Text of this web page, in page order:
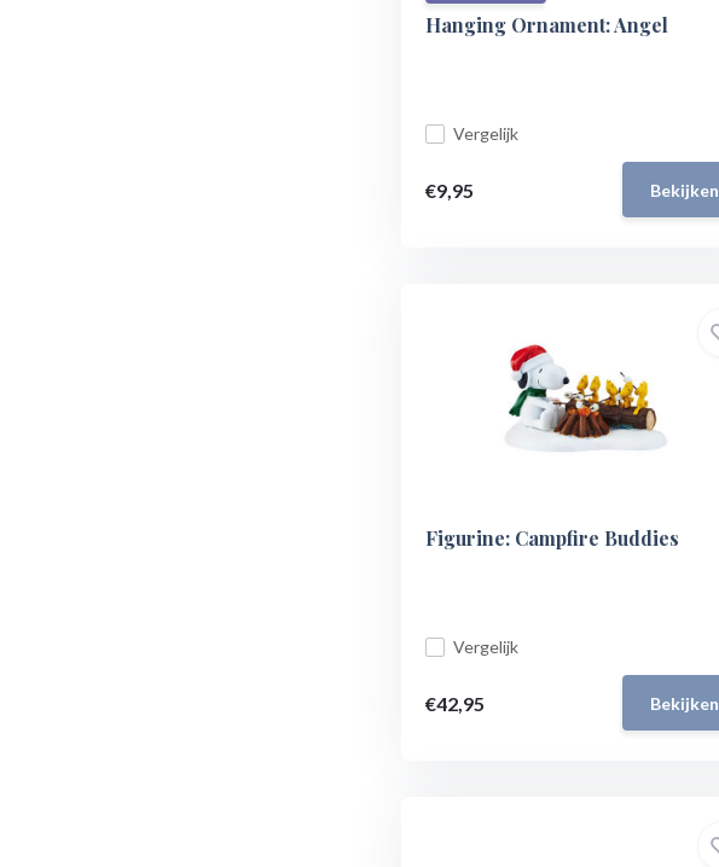
Hanging Ornament: Angel
Vergelijk
€9,95 Bekijken
Figurine: Campfire Buddies
Vergelijk
€42,95 Bekijken